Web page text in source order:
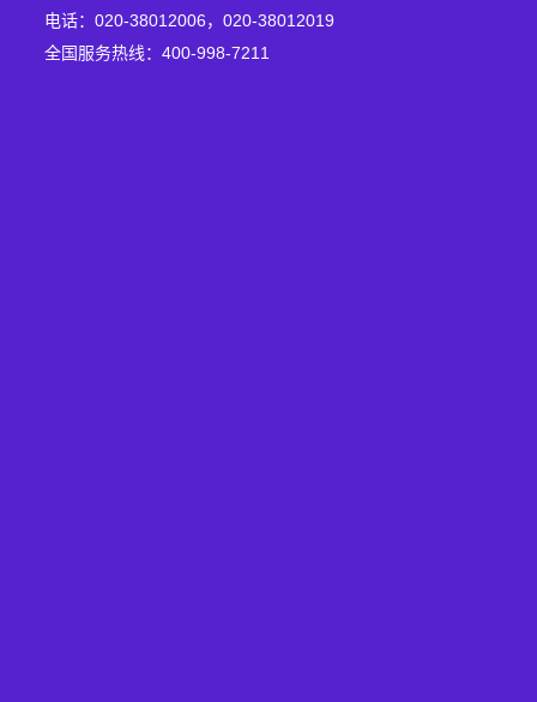
电话：020-38012006，020-38012019
全国服务热线：400-998-7211